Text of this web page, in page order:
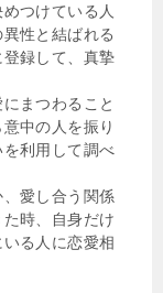
つけている人
性と結ばれる
録して、真摯
まつわること
中の人を振り
利用して調べ
愛し合う関係
時、自身だけ
る人に恋愛相